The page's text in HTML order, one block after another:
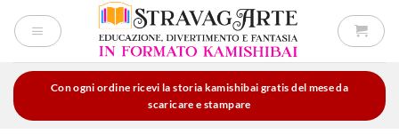
Con ogni ordine ricevi la storia kamishibai gratis del mese da
scaricare e stampare